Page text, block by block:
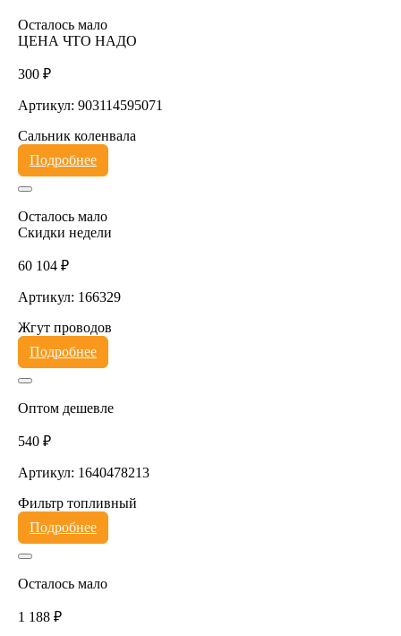
Осталось мало
ЦЕНА ЧТО НАДО
300 ₽
Артикул: 903114595071
Сальник коленвала
Подробнее
Осталось мало
Скидки недели
60 104 ₽
Артикул: 166329
Жгут проводов
Подробнее
Оптом дешевле
540 ₽
Артикул: 1640478213
Фильтр топливный
Подробнее
Осталось мало
1 188 ₽